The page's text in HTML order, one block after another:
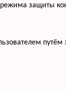
защиты